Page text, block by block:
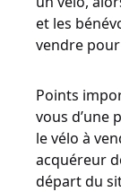
et les
vendre
Points
vous d’une
le vélo à
acquéreur
départ du